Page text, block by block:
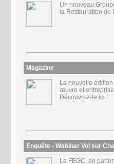
Un nouveau
la Restauration de
Magazine
La nouvelle
œuvre et
Découvrez-le ici !
Enquête - Webinar Vol sur
La FEGC, en